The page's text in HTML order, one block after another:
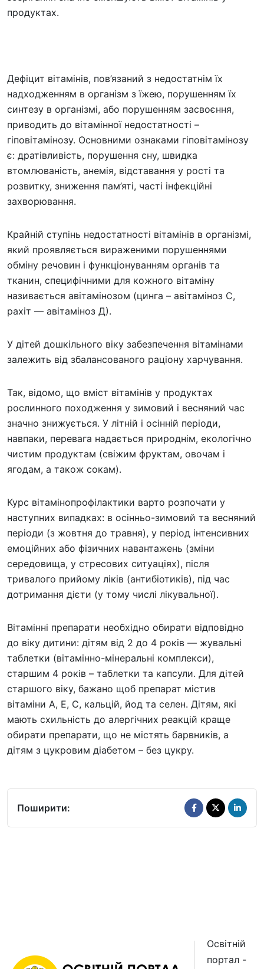
продуктах.
Дефіцит вітамінів, пов’язаний з недостатнім їх
надходженням в організм з їжею, порушенням їх
синтезу в організмі, або порушенням засвоєння,
приводить до вітамінної недостатності –
гіповітамінозу. Основними ознаками гіповітамінозу
є: дратівливість, порушення сну, швидка
втомлюваність, анемія, відставання у рості та
розвитку, зниження пам’яті, часті інфекційні
захворювання.
Крайній ступінь недостатності вітамінів в організмі,
який проявляється вираженими порушеннями
обміну речовин і функціонуванням органів та
тканин, специфічними для кожного вітаміну
називається авітамінозом (цинга – авітаміноз С,
рахіт — авітаміноз Д).
У дітей дошкільного віку забезпечення вітамінами
залежить від збалансованого раціону харчування.
Так, відомо, що вміст вітамінів у продуктах
рослинного походження у зимовий і весняний час
значно знижується. У літній і осінній періоди,
навпаки, перевага надається природнім, екологічно
чистим продуктам (свіжим фруктам, овочам і
ягодам, а також сокам).
Курс вітамінопрофілактики варто розпочати у
наступних випадках: в осінньо-зимовий та весняний
періоди (з жовтня до травня), у період інтенсивних
емоційних або фізичних навантажень (зміни
середовища, у стресових ситуаціях), після
тривалого прийому ліків (антибіотиків), під час
дотримання дієти (у тому числі лікувальної).
Вітамінні препарати необхідно обирати відповідно
до віку дитини: дітям від 2 до 4 років — жувальні
таблетки (вітамінно-мінеральні комплекси),
старшим 4 років – таблетки та капсули. Для дітей
старшого віку, бажано щоб препарат містив
вітаміни А, Е, С, кальцій, йод та селен. Дітям, які
мають схильність до алергічних реакцій краще
обирати препарати, що не містять барвників, а
дітям з цукровим діабетом – без цукру.
Поширити:
Освітній
портал -